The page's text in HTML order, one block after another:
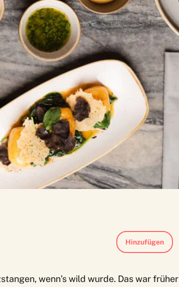
Hinzufügen
wenn’s wild wurde. Das war früher